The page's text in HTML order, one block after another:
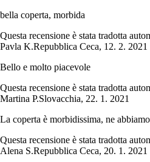
bella coperta, morbida
Questa recensione è stata tradotta
Pavla K.Repubblica Ceca, 12. 2. 2021
Bello e molto piacevole
Questa recensione è stata tradotta
Martina P.Slovacchia, 22. 1. 2021
La coperta è morbidissima, ne
Questa recensione è stata tradotta
Alena S.Repubblica Ceca, 20. 1. 2021